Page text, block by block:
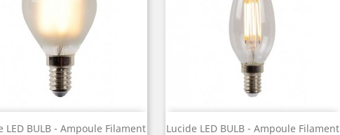
LED BULB - Ampoule Filament
Vorschau
Lucide LED BULB - Ampoule Filament
Vorschau